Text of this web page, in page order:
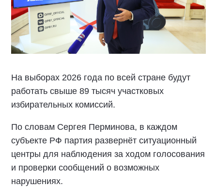
На выборах 2026 года по всей стране будут
работать свыше 89 тысяч участковых
избирательных комиссий.
По словам Сергея Перминова, в каждом
субъекте РФ партия развернёт ситуационный
центры для наблюдения за ходом голосования
и проверки сообщений о возможных
нарушениях.